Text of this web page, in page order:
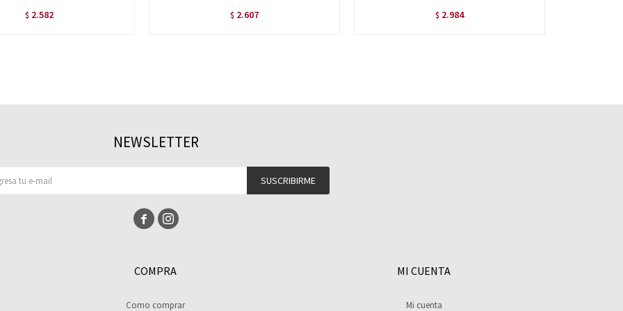
$ 2.582 $ 2.607 $ 2.984
COMPRA
Como comprar
MI CUENTA
Mi cuenta
NEWSLETTER
SUSCRIBIRME
 